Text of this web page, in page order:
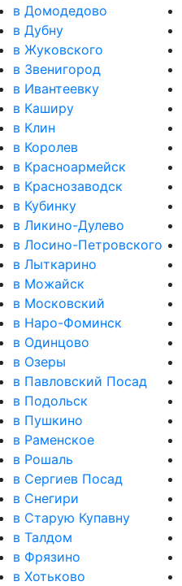
в Домодедово
в Дубну
в Жуковского
в Звенигород
в Ивантеевку
в Каширу
в Клин
в Королев
в Красноармейск
в Краснозаводск
в Кубинку
в Ликино-Дулево
в Лосино-Петровского
в Лыткарино
в Можайск
в Московский
в Наро-Фоминск
в Одинцово
в Озеры
в Павловский Посад
в Подольск
в Пушкино
в Раменское
в Рошаль
в Сергиев Посад
в Снегири
в Старую Купавну
в Талдом
в Фрязино
в Хотьково